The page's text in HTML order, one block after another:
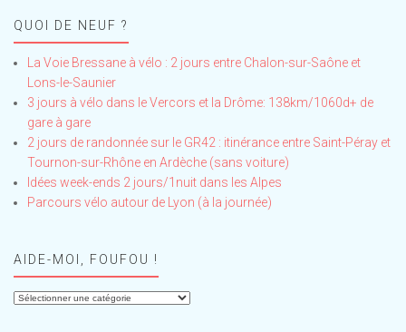
QUOI DE NEUF ?
La Voie Bressane à vélo : 2 jours entre Chalon-sur-Saône et
Lons-le-Saunier
3 jours à vélo dans le Vercors et la Drôme: 138km/1060d+ de
gare à gare
2 jours de randonnée sur le GR42 : itinérance entre Saint-Péray et
Tournon-sur-Rhône en Ardèche (sans voiture)
Idées week-ends 2 jours/1nuit dans les Alpes
Parcours vélo autour de Lyon (à la journée)
AIDE-MOI, FOUFOU !
Aide-